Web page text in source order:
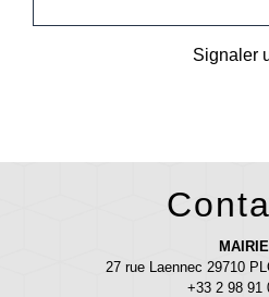
Signaler
MAIRIE
27 rue Laennec 29710
+33 2 98 91